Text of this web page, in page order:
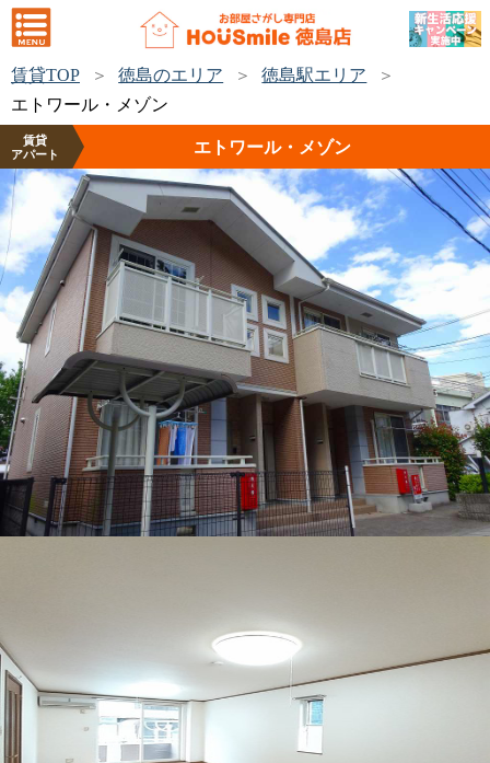
賃貸TOP 徳島のエリア
徳島駅エリア
エトワール・メゾン
賃貸
アパート
エトワール・メゾン